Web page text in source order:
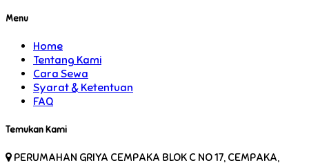
Menu
Home
Tentang Kami
Cara Sewa
Syarat & Ketentuan
FAQ
Temukan Kami
PERUMAHAN GRIYA CEMPAKA BLOK C NO 17, CEMPAKA,